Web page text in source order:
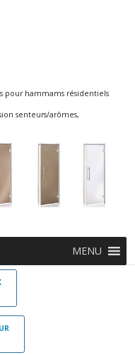
pour hammams résidentiels
senteurs/arômes,
MENU